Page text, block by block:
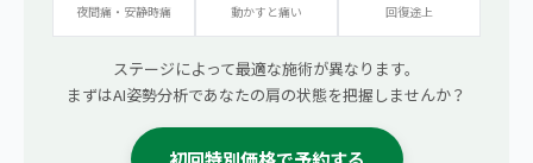
夜間痛・安静時痛 動かすと痛い 回復途上
ステージによって最適な施術が異なります。
まずはAI姿勢分析であなたの肩の状態を把握しませんか？